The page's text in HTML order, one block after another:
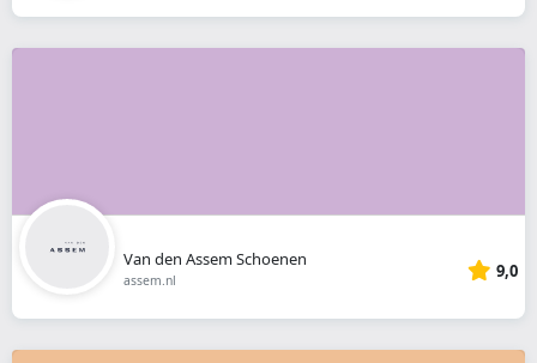
Van den Assem Schoenen
assem.nl 9,0